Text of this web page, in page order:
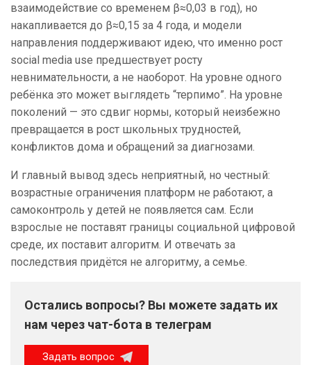
взаимодействие со временем β≈0,03 в год), но
накапливается до β≈0,15 за 4 года, и модели
направления поддерживают идею, что именно рост
social media use предшествует росту
невнимательности, а не наоборот. На уровне одного
ребёнка это может выглядеть “терпимо”. На уровне
поколений — это сдвиг нормы, который неизбежно
превращается в рост школьных трудностей,
конфликтов дома и обращений за диагнозами.
И главный вывод здесь неприятный, но честный:
возрастные ограничения платформ не работают, а
самоконтроль у детей не появляется сам. Если
взрослые не поставят границы социальной цифровой
среде, их поставит алгоритм. И отвечать за
последствия придётся не алгоритму, а семье.
Остались вопросы? Вы можете задать их
нам через чат-бота в телеграм
Задать вопрос